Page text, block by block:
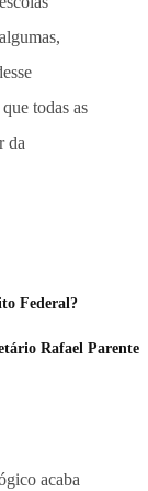
todas as
da
Federal?
Rafael Parente
acaba